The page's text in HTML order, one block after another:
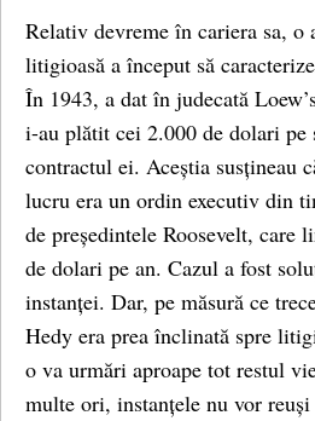
Relativ devreme în cariera sa, o
litigioasă a început să
În 1943, a dat în judecată
i-au plătit cei 2.000 de dolari pe
contractul ei. Aceștia susțineau
lucru era un ordin executiv din
de președintele Roosevelt, care
de dolari pe an. Cazul a fost
instanței. Dar, pe măsură ce
Hedy era prea înclinată spre
o va urmări aproape tot restul
multe ori, instanțele nu vor reuși